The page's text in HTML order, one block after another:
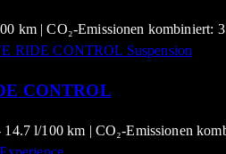
km | CO₂-Emissionen kombiniert:
CONTROL
l/100 km | CO₂-Emissionen